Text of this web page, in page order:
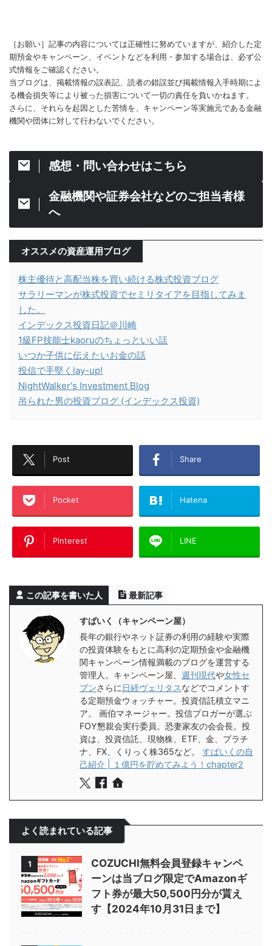
［お願い］記事の内容については正確性に努めていますが、紹介した定
期預金やキャンペーン、イベントなどを利用・参加する場合は、必ず公
式情報をご確認ください。
当ブログは、掲載情報の誤表記、読者の錯誤並び掲載情報入手時期によ
る機会損失等により被った損害について一切の責任を負いかねます。
さらに、それらを起因とした苦情を、キャンペーン等実施元である金融
機関や団体に対して行わないでください。
感想・問い合わせはこちら
金融機関や証券会社などのご担当者様
へ
オススメの資産運用ブログ
株主優待と高配当株を買い続ける株式投資ブログ
サラリーマンが株式投資でセミリタイアを目指してみま
した。
インデックス投資日記＠川崎
1級FP技能士kaoruのちょっといい話
いつか子供に伝えたいお金の話
投信で手堅くlay-up!
NightWalker's Investment Blog
吊られた男の投資ブログ (インデックス投資)
Post Share
Pocket Hatena
Pinterest LINE
この記事を書いた人 最新記事
すぱいく（キャンペーン屋）
長年の銀行やネット証券の利用の経験や実際
の投資体験をもとに高利の定期預金や金融機
関キャンペーン情報満載のブログを運営する
管理人。キャンペーン屋、 週刊現代や女性セ
ブンさらに 日経ヴェリタスなどでコメントす
る定期預金ウォッチャー。投資信託積立マニ
ア。 画伯マネージャー。投信ブロガーが選ぶ
FOY懇親会実行委員。恐妻家友の会会長。投
資は、投資信託、現物株、ETF、金、プラチ
ナ、FX、くりっく株365など。 すぱいくの自
己紹介 | １億円を貯めてみよう！chapter2
よく読まれている記事
1
COZUCHI無料会員登録キャンペ
ーンは当ブログ限定でAmazonギ
フト券が最大50,500円分が貰え
す【2024年10月31日まで】